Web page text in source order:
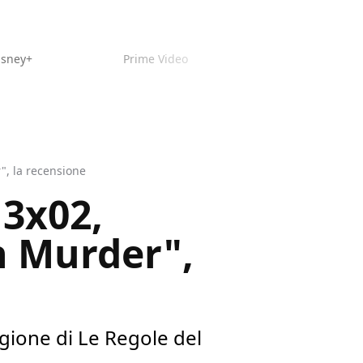
Prime Video
la recensione
Murder",
di Le Regole del